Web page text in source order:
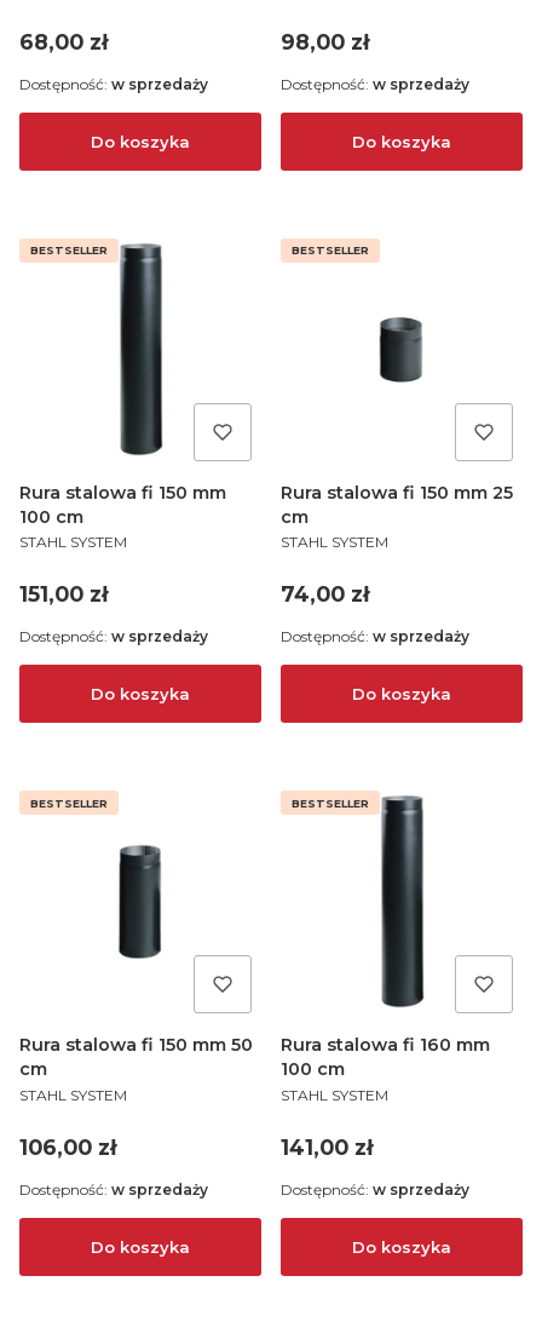
Cena
68,00 zł
Do koszyka
Dostępność: w sprzedaży
Cena
98,00 zł
Do koszyka
Dostępność: w sprzedaży
BESTSELLER
Rura stalowa fi 150 mm
100 cm
PRODUCENT
STAHL SYSTEM
Cena
151,00 zł
Do koszyka
Dostępność: w sprzedaży
BESTSELLER
Rura stalowa fi 150 mm 25
cm
PRODUCENT
STAHL SYSTEM
Cena
74,00 zł
Do koszyka
Dostępność: w sprzedaży
BESTSELLER
Rura stalowa fi 150 mm 50
cm
PRODUCENT
STAHL SYSTEM
Cena
106,00 zł
Do koszyka
Dostępność: w sprzedaży
BESTSELLER
Rura stalowa fi 160 mm
100 cm
PRODUCENT
STAHL SYSTEM
Cena
141,00 zł
Do koszyka
Dostępność: w sprzedaży